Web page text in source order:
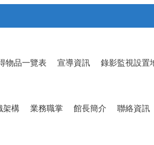
物品一覽表 宣導資訊 錄影監視設置
架構 業務職掌 館長簡介 聯絡資訊